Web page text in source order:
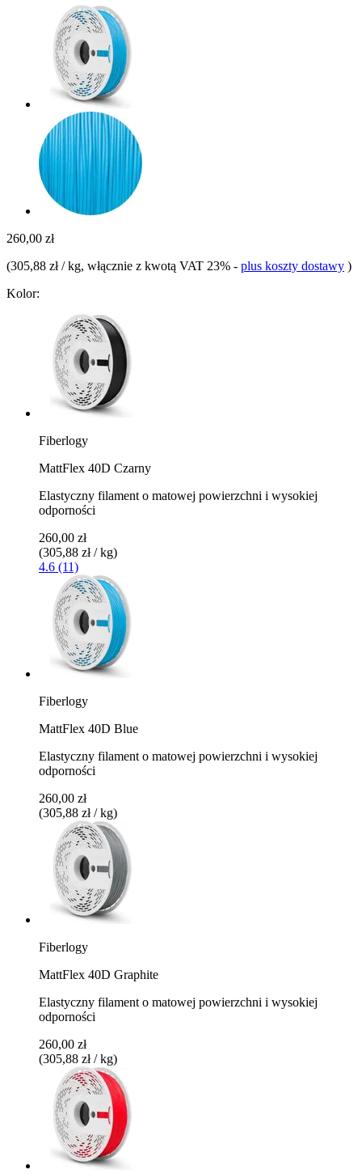
260,00 zł
(305,88 zł / kg, włącznie z kwotą VAT 23% - plus koszty dostawy )
Kolor:
Fiberlogy
MattFlex 40D Czarny
Elastyczny filament o matowej powierzchni i wysokiej
odporności
260,00 zł
(305,88 zł / kg)
4.6 (11)
Fiberlogy
MattFlex 40D Blue
Elastyczny filament o matowej powierzchni i wysokiej
odporności
260,00 zł
(305,88 zł / kg)
Fiberlogy
MattFlex 40D Graphite
Elastyczny filament o matowej powierzchni i wysokiej
odporności
260,00 zł
(305,88 zł / kg)